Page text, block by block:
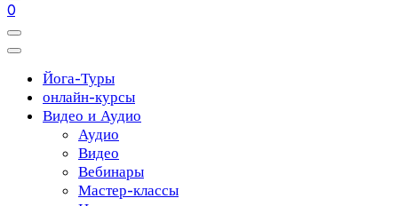
0
Йога-Туры
онлайн-курсы
Видео и Аудио
Аудио
Видео
Вебинары
Мастер-классы